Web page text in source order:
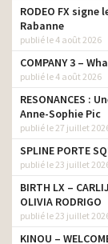
RODEO FX
Rabanne
publié le 4 août 2026
COMPANY 3 –
publié le 4 août 2026
RESONANCES :
Anne-Sophie Pic
publié le 27 juillet
SPLINE PORTE
publié le 23 juillet
BIRTH LX –
OLIVIA RODRIGO
publié le 23 juillet
KINOU –